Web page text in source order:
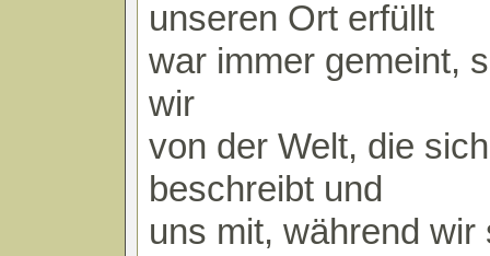
unseren Ort erfüllt
war immer gemeint,
wir
von der Welt, die
beschreibt und
uns mit, während wir